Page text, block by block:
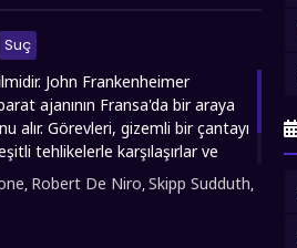
Suç
John Frankenheimer
ajanının Fransa'da bir araya
alır. Görevleri, gizemli bir çantayı
tehlikelerle karşılaşırlar ve
gerilim dolu sahneleri, hızlı
bilinir.
, Robert De Niro,Skipp Sudduth,